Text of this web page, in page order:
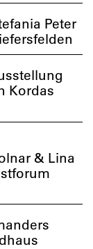
Peter
Kordas
& Lina